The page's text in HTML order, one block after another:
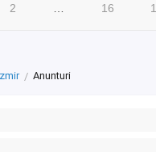
2 16
Anunturi